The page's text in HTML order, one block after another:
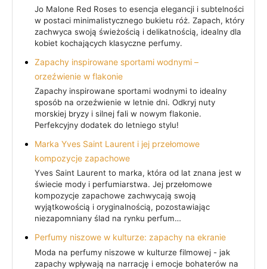
Jo Malone Red Roses to esencja elegancji i subtelności
w postaci minimalistycznego bukietu róż. Zapach, który
zachwyca swoją świeżością i delikatnością, idealny dla
kobiet kochających klasyczne perfumy.
Zapachy inspirowane sportami wodnymi –
orzeźwienie w flakonie
Zapachy inspirowane sportami wodnymi to idealny
sposób na orzeźwienie w letnie dni. Odkryj nuty
morskiej bryzy i silnej fali w nowym flakonie.
Perfekcyjny dodatek do letniego stylu!
Marka Yves Saint Laurent i jej przełomowe
kompozycje zapachowe
Yves Saint Laurent to marka, która od lat znana jest w
świecie mody i perfumiarstwa. Jej przełomowe
kompozycje zapachowe zachwycają swoją
wyjątkowością i oryginalnością, pozostawiając
niezapomniany ślad na rynku perfum…
Perfumy niszowe w kulturze: zapachy na ekranie
Moda na perfumy niszowe w kulturze filmowej - jak
zapachy wpływają na narrację i emocje bohaterów na